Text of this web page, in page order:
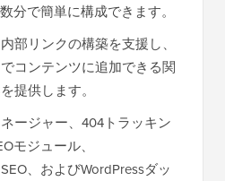
分で簡単に構成できます。
部リンクの構築を支援し、
コンテンツに追加できる関
提供します。
ージャー、404トラッキン
モジュール、
、およびWordPressダッ